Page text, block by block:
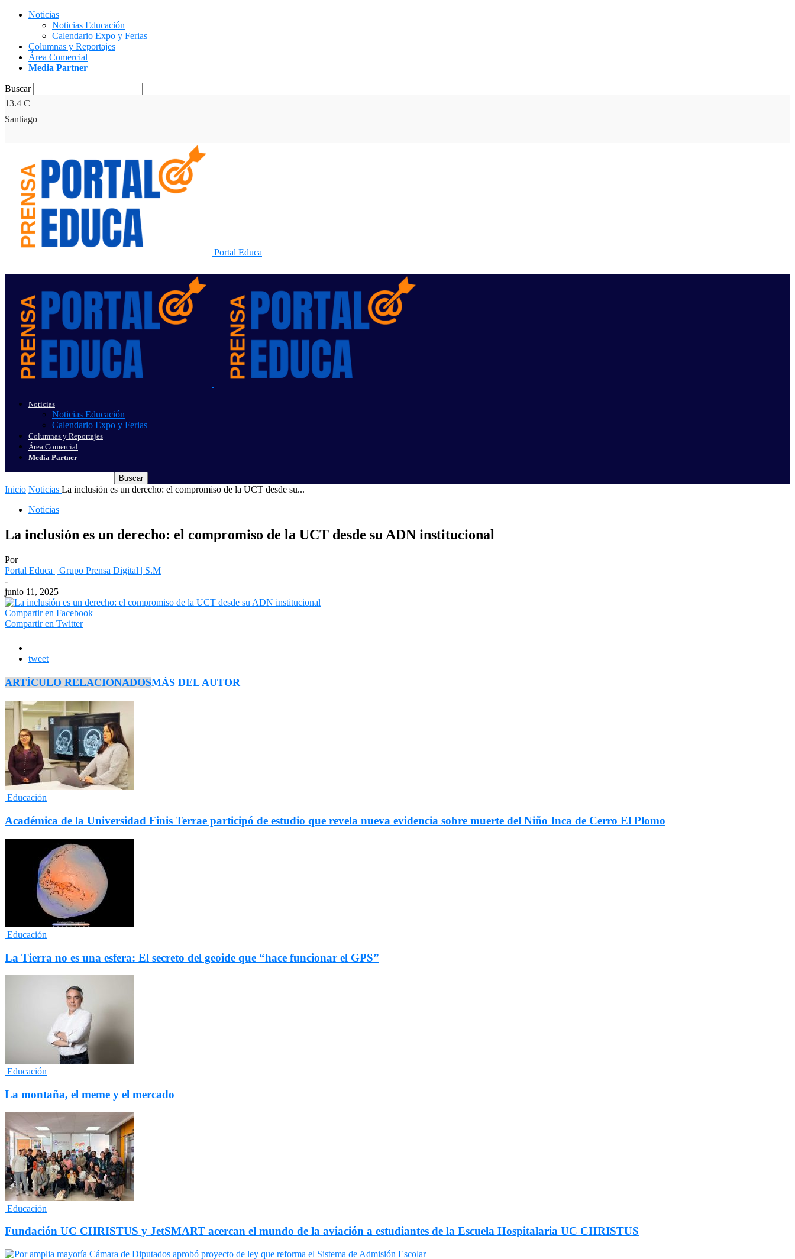
Noticias
Noticias Educación
Calendario Expo y Ferias
Columnas y Reportajes
Área Comercial
Media Partner
Buscar
13.4 C
Santiago
Portal Educa
Noticias
Noticias Educación
Calendario Expo y Ferias
Columnas y Reportajes
Área Comercial
Media Partner
Inicio Noticias La inclusión es un derecho: el compromiso de la UCT desde su...
Noticias
La inclusión es un derecho: el compromiso de la UCT desde su ADN institucional
Por
Portal Educa | Grupo Prensa Digital | S.M
-
junio 11, 2025
Compartir en Facebook
Compartir en Twitter
tweet
ARTÍCULO RELACIONADOSMÁS DEL AUTOR
Educación
Académica de la Universidad Finis Terrae participó de estudio que revela nueva evidencia sobre muerte del Niño Inca de Cerro El Plomo
Educación
La Tierra no es una esfera: El secreto del geoide que “hace funcionar el GPS”
Educación
La montaña, el meme y el mercado
Educación
Fundación UC CHRISTUS y JetSMART acercan el mundo de la aviación a estudiantes de la Escuela Hospitalaria UC CHRISTUS